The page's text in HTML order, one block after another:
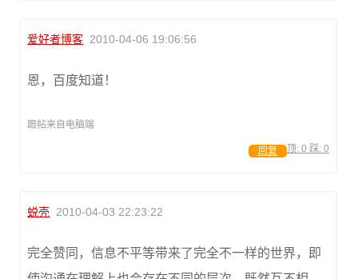
爱好者博客 2010-04-06 19:06:56
恩，百度知道！
跟帖来自电脑端
顶: 0 踩: 0
回复
蜕壳 2010-04-03 22:23:22
完全赞同，信息不平等带来了完全不一样的世界，即